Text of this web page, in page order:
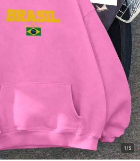
1/5